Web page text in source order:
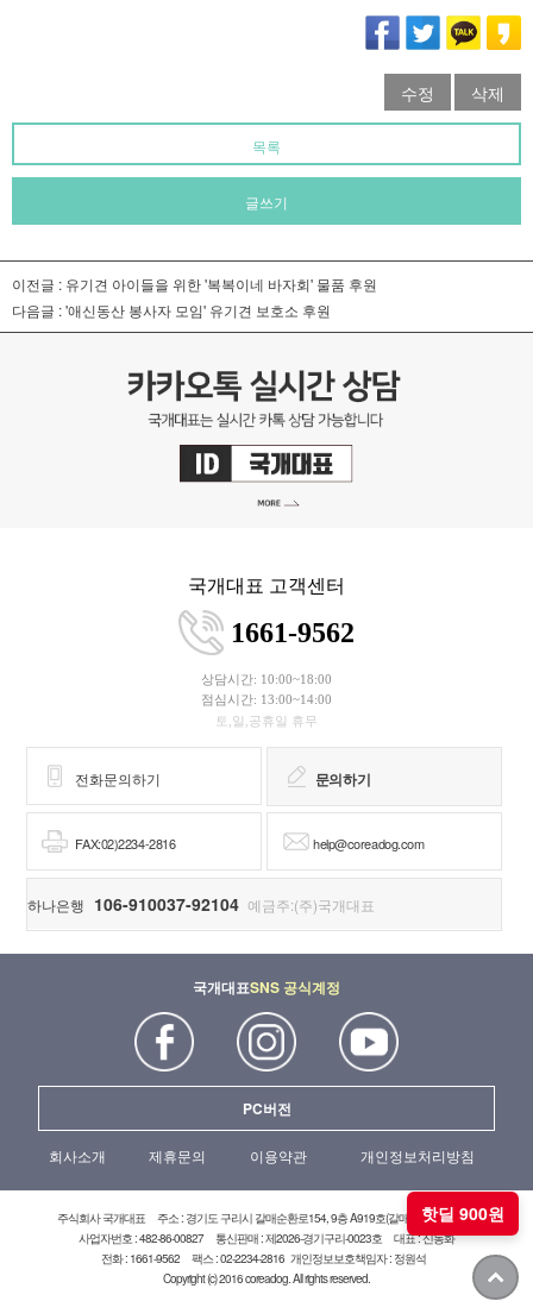
수정 삭제
목록
글쓰기
이전글 : 유기견 아이들을 위한 '복복이네 바자회' 물품 후원
다음글 :'애신동산 봉사자 모임' 유기견 보호소 후원
국개대표 고객센터
1661-9562
상담시간: 10:00~18:00
점심시간: 13:00~14:00
토,일,공휴일 휴무
전화문의하기 문의하기
FAX:02)2234-2816 help@coreadog.com
하나은행 106-910037-92104 예금주:(주)국개대표
국개대표SNS 공식계정
PC버전
회사소개 제휴문의 이용약관 개인정보처리방침
주식회사 국개대표
주소 : 경기도 구리시 갈매순환로154, 9층 A919호(갈매현대테라타워)
사업자번호 : 482-86-00827
통신판매 : 제2026-경기구리-0023호
대표 : 신동화
전화 : 1661-9562
팩스 : 02-2234-2816 개인정보보호책임자 : 정원석
Copyright (c) 2016 coreadog. All rights reserved.
핫딜 900원